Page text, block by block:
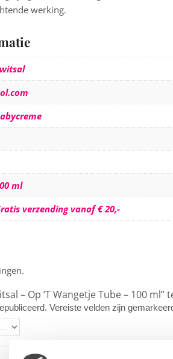
werking.
ml
verzending vanaf € 20,-
– Op ‘T Wangetje Tube – 100 ml”
Vereiste velden zijn